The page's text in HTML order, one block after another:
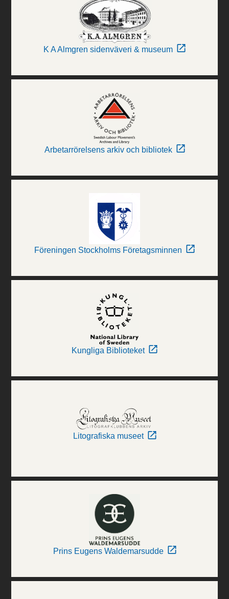
K A Almgren sidenväveri & museum
Arbetarrörelsens arkiv och bibliotek
Föreningen Stockholms Företagsminnen
Kungliga Biblioteket
Litografiska museet
Prins Eugens Waldemarsudde